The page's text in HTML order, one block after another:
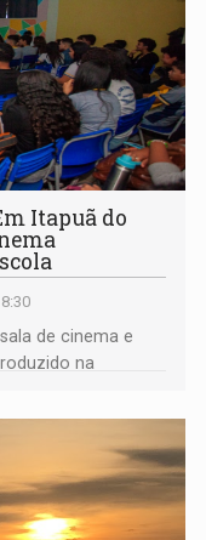
Itapuã do
de cinema e
na